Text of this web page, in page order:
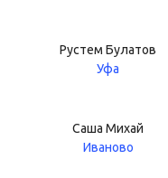
Рустем Булатов
Уфа
Саша Михай
Иваново